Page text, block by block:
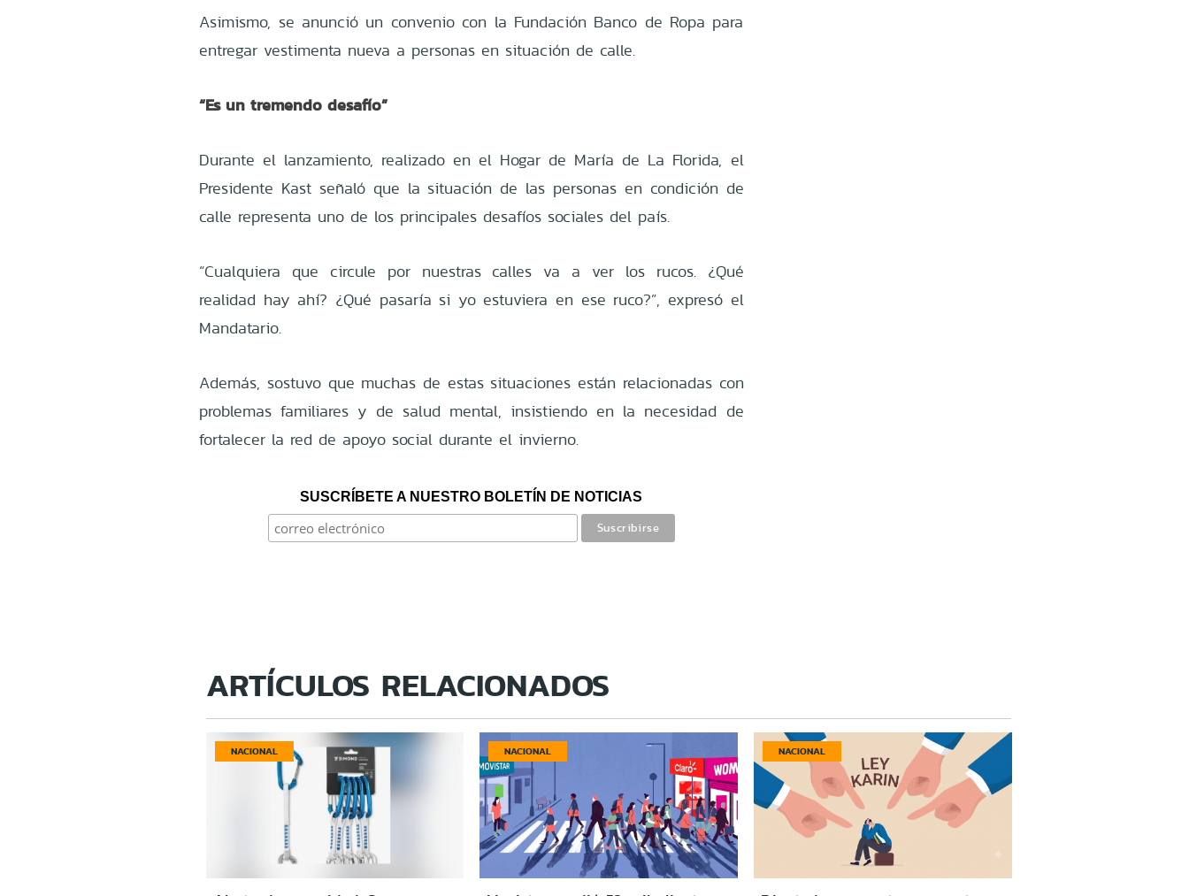
Asimismo, se anunció un convenio con la Fundación Banco de Ropa para
entregar vestimenta nueva a personas en situación de calle.
“Es un tremendo desafío”
Durante el lanzamiento, realizado en el Hogar de María de La Florida, el
Presidente Kast señaló que la situación de las personas en condición de
calle representa uno de los principales desafíos sociales del país.
“Cualquiera que circule por nuestras calles va a ver los rucos. ¿Qué
realidad hay ahí? ¿Qué pasaría si yo estuviera en ese ruco?”, expresó el
Mandatario.
Además, sostuvo que muchas de estas situaciones están relacionadas con
problemas familiares y de salud mental, insistiendo en la necesidad de
fortalecer la red de apoyo social durante el invierno.
SUSCRÍBETE A NUESTRO BOLETÍN DE NOTICIAS
ARTÍCULOS RELACIONADOS
NACIONAL NACIONAL NACIONAL